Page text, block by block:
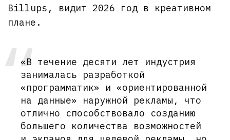
Billups, видит 2026 год в креативном
плане.
«В течение десяти лет индустрия
занималась разработкой
«программатик» и «ориентированной
на данные» наружной рекламы, что
отлично способствовало созданию
большего количества возможностей